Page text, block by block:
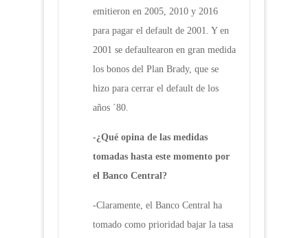
emitieron en 2005, 2010 y 2016
para pagar el default de 2001. Y en
2001 se defaultearon en gran medida
los bonos del Plan Brady, que se
hizo para cerrar el default de los
años ´80.
-¿Qué opina de las medidas
tomadas hasta este momento por
el Banco Central?
-Claramente, el Banco Central ha
tomado como prioridad bajar la tasa